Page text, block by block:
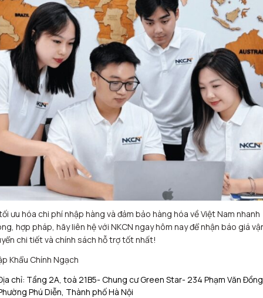
ưu hóa chi phí nhập hàng và đảm bảo hàng hóa về Việt Nam nhanh
hợp pháp, hãy liên hệ với NKCN ngay hôm nay để nhận báo giá
chi tiết và chính sách hỗ trợ tốt nhất!
Khẩu Chính Ngạch
chỉ: Tầng 2A, toà 21B5- Chung cư Green Star- 234 Phạm Văn
Phú Diễn, Thành phố Hà Nội